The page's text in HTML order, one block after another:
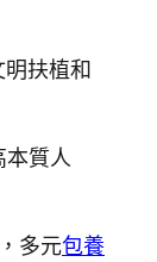
扶植和
質人
多元包養